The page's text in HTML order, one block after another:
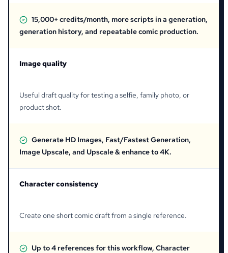
15,000+ credits/month, more scripts in a generation,
generation history, and repeatable comic production.
Image quality
Useful draft quality for testing a selfie, family photo, or
product shot.
Generate HD Images, Fast/Fastest Generation,
Image Upscale, and Upscale & enhance to 4K.
Character consistency
Create one short comic draft from a single reference.
Up to 4 references for this workflow, Character